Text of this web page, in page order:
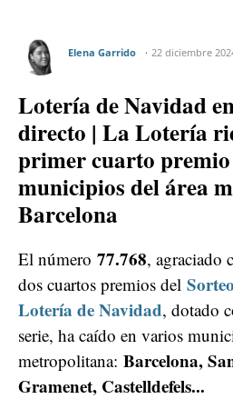
Elena Garrido 22 diciembre
Lotería de Navidad
directo | La Lotería
primer cuarto
municipios del área
Barcelona
El número 77.768, agraciado
dos cuartos premios del
Lotería de Navidad, dotado
serie, ha caído en varios
metropolitana: Barcelona,
Gramenet, Castelldefels...